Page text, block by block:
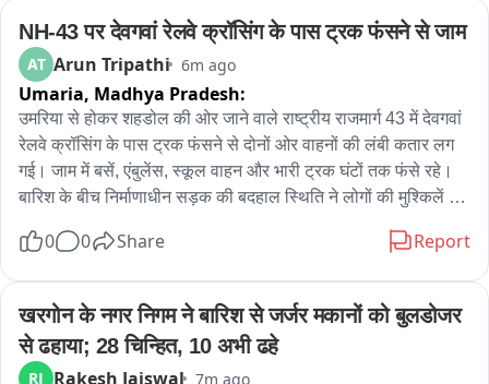
NH-43 पर देवगवां रेलवे क्रॉसिंग के पास ट्रक फंसने से जाम
AT Arun Tripathi 6m ago
Umaria, Madhya Pradesh:
उमरिया से होकर शहडोल की ओर जाने वाले राष्ट्रीय राजमार्ग 43 में देवगवां
रेलवे क्रॉसिंग के पास ट्रक फंसने से दोनों ओर वाहनों की लंबी कतार लग
गई। जाम में बसें, एंबुलेंस, स्कूल वाहन और भारी ट्रक घंटों तक फंसे रहे।
बारिश के बीच निर्माणाधीन सड़क की बदहाल स्थिति ने लोगों की मुश्किलें
सड़क निर्माण कार्य में तेजी और स्थायी समाधान की मांग की। पुलिस ने मौके
0 0 Share Report
खरगोन के नगर निगम ने बारिश से जर्जर मकानों को बुलडोजर
से ढहाया; 28 चिन्हित, 10 अभी ढहे
RJ Rakesh Jaiswal 7m ago